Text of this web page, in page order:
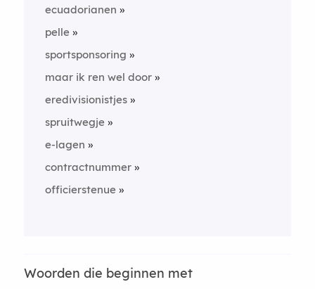
ecuadorianen
pelle
sportsponsoring
maar ik ren wel door
eredivisionistjes
spruitwegje
e-lagen
contractnummer
officierstenue
Woorden die beginnen met